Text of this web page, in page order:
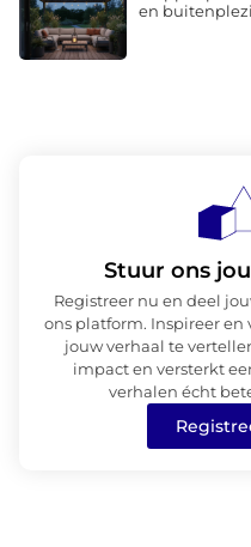
en
Stuur ons
Registreer nu en deel
ons platform. Inspireer
jouw verhaal te
impact en versterkt
verhalen écht